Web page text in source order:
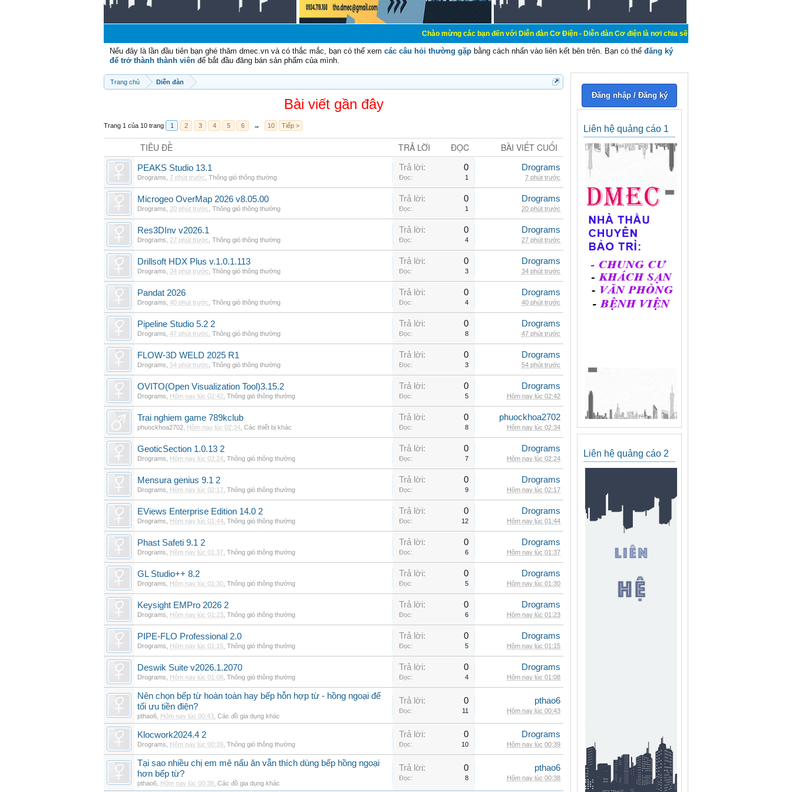
Chào mừng các bạn đến với Diễn đàn Cơ Điện - Diễn đàn Cơ điện là nơi chia sẽ kiến thức kinh nghiệm trong lãnh vực
Nếu đây là lần đầu tiên bạn ghé thăm dmec.vn và có thắc mắc, bạn có thể xem các câu hỏi thường gặp bằng cách nhấn vào liên kết bên trên. Bạn có thể đăng ký
để trở thành thành viên để bắt đầu đăng bán sản phẩm của mình.
Trang chủ Diễn đàn
Bài viết gần đây
Trang 1 của 10 trang 1 2 3 4 5 6 → 10 Tiếp >
TIÊU ĐỀ TRẢ LỜI ĐỌC BÀI VIẾT CUỐI
PEAKS Studio 13.1
Drograms 7 phút trước Thông gió thông thường
Trả lời: 0
Đọc: 1
Drograms
7 phút trước
Microgeo OverMap 2026 v8.05.00
Drograms 20 phút trước Thông gió thông thường
Trả lời: 0
Đọc: 1
Drograms
20 phút trước
Res3DInv v2026.1
Drograms 27 phút trước Thông gió thông thường
Trả lời: 0
Đọc: 4
Drograms
27 phút trước
Drillsoft HDX Plus v.1.0.1.113
Drograms 34 phút trước Thông gió thông thường
Trả lời: 0
Đọc: 3
Drograms
34 phút trước
Pandat 2026
Drograms 40 phút trước Thông gió thông thường
Trả lời: 0
Đọc: 4
Drograms
40 phút trước
Pipeline Studio 5.2 2
Drograms 47 phút trước Thông gió thông thường
Trả lời: 0
Đọc: 8
Drograms
47 phút trước
FLOW-3D WELD 2025 R1
Drograms 54 phút trước Thông gió thông thường
Trả lời: 0
Đọc: 3
Drograms
54 phút trước
OVITO(Open Visualization Tool)3.15.2
Drograms Hôm nay lúc 02:42 Thông gió thông thường
Trả lời: 0
Đọc: 5
Drograms
Hôm nay lúc 02:42
Trai nghiem game 789kclub
phuockhoa2702 Hôm nay lúc 02:34 Các thiết bị khác
Trả lời: 0
Đọc: 8
phuockhoa2702
Hôm nay lúc 02:34
GeoticSection 1.0.13 2
Drograms Hôm nay lúc 02:24 Thông gió thông thường
Trả lời: 0
Đọc: 7
Drograms
Hôm nay lúc 02:24
Mensura genius 9.1 2
Drograms Hôm nay lúc 02:17 Thông gió thông thường
Trả lời: 0
Đọc: 9
Drograms
Hôm nay lúc 02:17
EViews Enterprise Edition 14.0 2
Drograms Hôm nay lúc 01:44 Thông gió thông thường
Trả lời: 0
Đọc: 12
Drograms
Hôm nay lúc 01:44
Phast Safeti 9.1 2
Drograms Hôm nay lúc 01:37 Thông gió thông thường
Trả lời: 0
Đọc: 6
Drograms
Hôm nay lúc 01:37
GL Studio++ 8.2
Drograms Hôm nay lúc 01:30 Thông gió thông thường
Trả lời: 0
Đọc: 5
Drograms
Hôm nay lúc 01:30
Keysight EMPro 2026 2
Drograms Hôm nay lúc 01:23 Thông gió thông thường
Trả lời: 0
Đọc: 6
Drograms
Hôm nay lúc 01:23
PIPE-FLO Professional 2.0
Drograms Hôm nay lúc 01:15 Thông gió thông thường
Trả lời: 0
Đọc: 5
Drograms
Hôm nay lúc 01:15
Deswik Suite v2026.1.2070
Drograms Hôm nay lúc 01:08 Thông gió thông thường
Trả lời: 0
Đọc: 4
Drograms
Hôm nay lúc 01:08
Nên chọn bếp từ hoàn toàn hay bếp hỗn hợp từ - hồng ngoại để
tối ưu tiền điện?
pthao6 Hôm nay lúc 00:43 Các đồ gia dụng khác
Trả lời: 0
Đọc: 11
pthao6
Hôm nay lúc 00:43
Klocwork2024.4 2
Drograms Hôm nay lúc 00:39 Thông gió thông thường
Trả lời: 0
Đọc: 10
Drograms
Hôm nay lúc 00:39
Tại sao nhiều chị em mê nấu ăn vẫn thích dùng bếp hồng ngoại
hơn bếp từ?
pthao6 Hôm nay lúc 00:38 Các đồ gia dụng khác
Trả lời: 0
Đọc: 8
pthao6
Hôm nay lúc 00:38
Đăng nhập / Đăng ký
Liên hệ quảng cáo 1
Liên hệ quảng cáo 2